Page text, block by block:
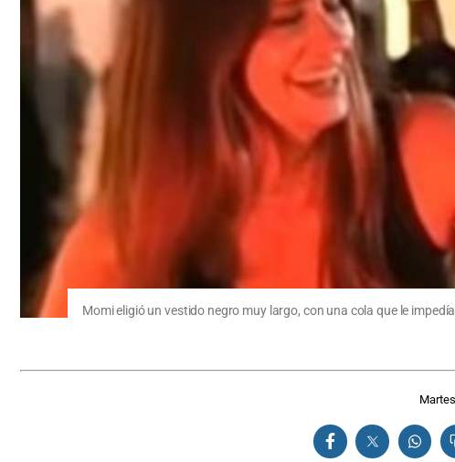
Momi eligió un vestido negro muy largo, con una cola que le